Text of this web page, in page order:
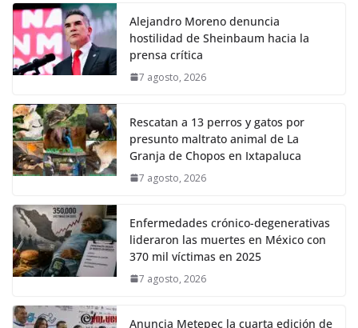
Alejandro Moreno denuncia
hostilidad de Sheinbaum hacia la
prensa crítica
7 agosto, 2026
Rescatan a 13 perros y gatos por
presunto maltrato animal de La
Granja de Chopos en Ixtapaluca
7 agosto, 2026
Enfermedades crónico-degenerativas
lideraron las muertes en México con
370 mil víctimas en 2025
7 agosto, 2026
Anuncia Metepec la cuarta edición de